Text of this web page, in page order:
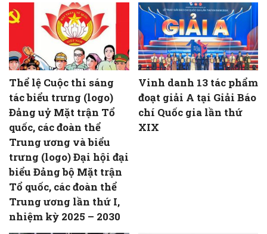
Thể lệ Cuộc thi sáng
tác biểu trưng (logo)
Đảng uỷ Mặt trận Tổ
quốc, các đoàn thể
Trung ương và biểu
trưng (logo) Đại hội đại
biểu Đảng bộ Mặt trận
Tổ quốc, các đoàn thể
Trung ương lần thứ I,
nhiệm kỳ 2025 – 2030
Vinh danh 13 tác phẩm
đoạt giải A tại Giải Báo
chí Quốc gia lần thứ
XIX